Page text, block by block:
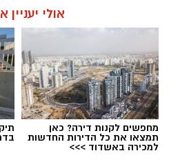
"בן משפחה מטפל הוא
הדורש ידע, חוסן
למד ולא שאף להיות בו.
משענת חזקה, בה יכולנו
ואף לעיתים להזיל
/ 10:13 06.08.26
אולי יעניין
מחפשים לקנות דירה? כאן
תמצאו את כל הדירות החדשות
למכירה באשדוד >>>